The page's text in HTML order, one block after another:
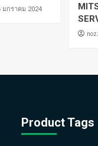
มกราคม 2024
Product Tags